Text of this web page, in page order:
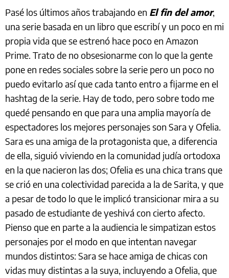
Pasé los últimos años trabajando en El fin del amor,
una serie basada en un libro que escribí y un poco en mi
propia vida que se estrenó hace poco en Amazon
Prime. Trato de no obsesionarme con lo que la gente
pone en redes sociales sobre la serie pero un poco no
puedo evitarlo así que cada tanto entro a fijarme en el
hashtag de la serie. Hay de todo, pero sobre todo me
quedé pensando en que para una amplia mayoría de
espectadores los mejores personajes son Sara y Ofelia.
Sara es una amiga de la protagonista que, a diferencia
de ella, siguió viviendo en la comunidad judía ortodoxa
en la que nacieron las dos; Ofelia es una chica trans que
se crió en una colectividad parecida a la de Sarita, y que
a pesar de todo lo que le implicó transicionar mira a su
pasado de estudiante de yeshivá con cierto afecto.
Pienso que en parte a la audiencia le simpatizan estos
personajes por el modo en que intentan navegar
mundos distintos: Sara se hace amiga de chicas con
vidas muy distintas a la suya, incluyendo a Ofelia, que